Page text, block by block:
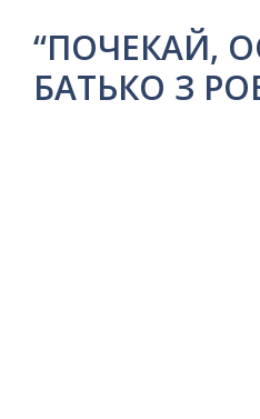
“ПОЧЕКАЙ,
БАТЬКО З